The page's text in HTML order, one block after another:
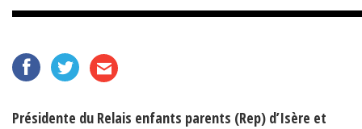
Présidente du Relais enfants parents (Rep) d’Isère et